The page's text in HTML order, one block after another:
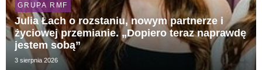
GRUPA RMF
Julia Łach o rozstaniu, nowym partnerze i
życiowej przemianie. „Dopiero teraz naprawdę
jestem sobą”
3 sierpnia 2026